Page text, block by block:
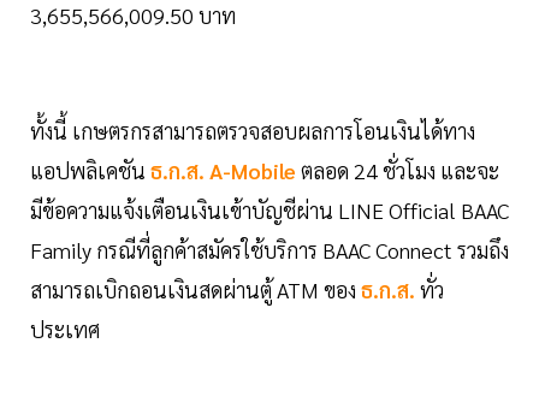
3,655,566,009.50 บาท
ทั้งนี้ เกษตรกรสามารถตรวจสอบผลการโอนเงินได้ทาง
แอปพลิเคชัน ธ.ก.ส. A-Mobile ตลอด 24 ชั่วโมง และจะ
มีข้อความแจ้งเตือนเงินเข้าบัญชีผ่าน LINE Official BAAC
Family กรณีที่ลูกค้าสมัครใช้บริการ BAAC Connect รวมถึง
สามารถเบิกถอนเงินสดผ่านตู้ ATM ของ ธ.ก.ส. ทั่ว
ประเทศ